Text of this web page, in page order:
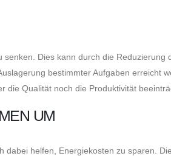
senken. Dies kann durch die Reduzierung
bestimmter Aufgaben erreicht
Qualität noch die Produktivität
UM
dabei helfen, Energiekosten zu sparen. Die